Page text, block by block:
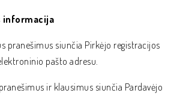
informacija
pranešimus siunčia Pirkėjo registracijos
pašto adresu.
ir klausimus siunčia Pardavėjo